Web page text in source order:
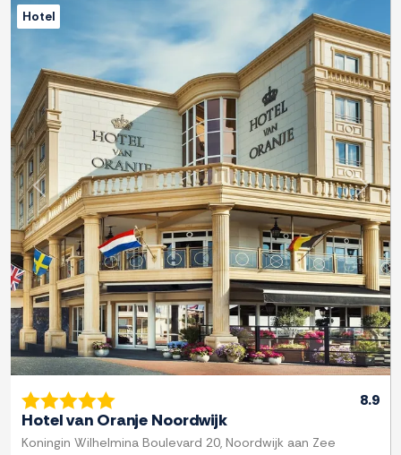
Zurück
Hotel
8.9
Hotel van Oranje Noordwijk
Koningin Wilhelmina Boulevard 20, Noordwijk aan Zee